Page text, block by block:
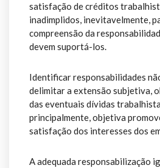
satisfação de créditos
inadimplidos, inevitavelmente,
compreensão da
devem suportá-los.
Identificar responsabilidades
delimitar a extensão subjetiva,
das eventuais dívidas
principalmente, objetiva
satisfação dos interesses dos
A adequada responsabilização